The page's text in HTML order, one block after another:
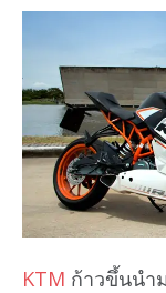
KTM ก้าวขึ้นนำ